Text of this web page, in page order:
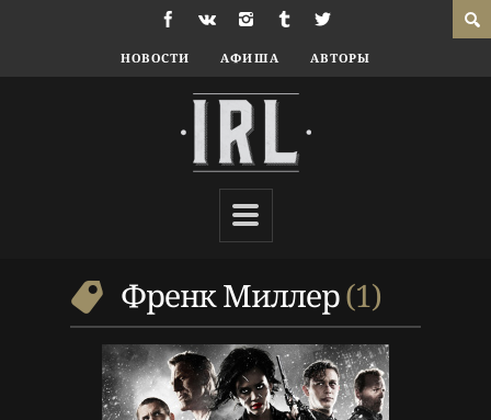
НОВОСТИ АФИША АВТОРЫ
Френк Миллер 1
10 г. назад
Роберт Родригес
Френк Миллер